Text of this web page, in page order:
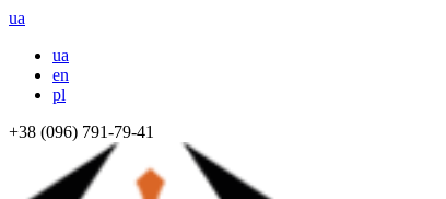
ua
ua
en
pl
+38 (096) 791-79-41